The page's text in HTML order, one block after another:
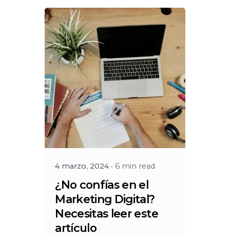
Posted by
4 marzo, 2024 6 min read
¿No confías en el
Marketing Digital?
Necesitas leer este
artículo